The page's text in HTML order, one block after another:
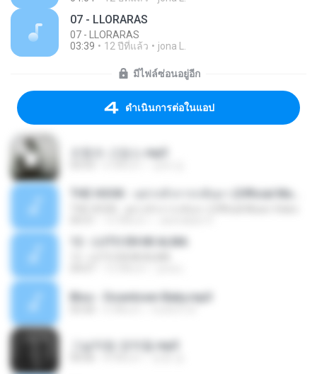
07 - LLORARAS
07 - LLORARAS
03:39
12 ปีที่แล้ว jona L.
มีไฟล์ซ่อนอยู่อีก
ดำเนินการต่อในแอป
조항조-고맙소.mp3
12 - LUTO EN MI ALMA
Bloo - Downtown Baby.mp3
그날처럼-장덕철.mp3